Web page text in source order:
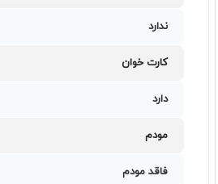
ندارد
کارت خوان
دارد
مودم
فاقد مودم